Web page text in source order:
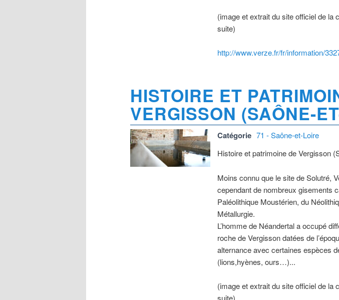
(image et extrait du site officiel de la
suite)
http://www.verze.fr/fr/information/
HISTOIRE ET
VERGISSON (SAÔNE-
Catégorie 71 - Saône-et-Loire
Histoire et patrimoine de Vergisson
Moins connu que le site de Solutré,
cependant de nombreux gisements
Paléolithique Moustérien, du
Métallurgie.
L’homme de Néandertal a occupé
roche de Vergisson datées de
alternance avec certaines espèces
(lions,hyènes, ours…)...
(image et extrait du site officiel de la
suite)